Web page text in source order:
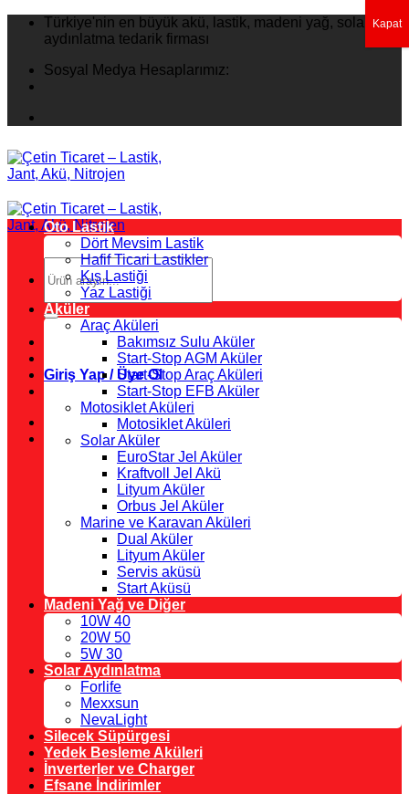
İçeriğeTürkiye'nin en büyük akü, lastik, madeni yağ, solar
aydınlatma tedarik firması
Sosyal Medya Hesaplarımız:
Ara:
Giriş Yap / Üye Ol
Oto Lastik
Dört Mevsim Lastik
Hafif Ticari Lastikler
Kış Lastiği
Yaz Lastiği
Aküler
Araç Aküleri
Bakımsız Sulu Aküler
Start-Stop AGM Aküler
Start-Stop Araç Aküleri
Start-Stop EFB Aküler
Motosiklet Aküleri
Motosiklet Aküleri
Solar Aküler
EuroStar Jel Aküler
Kraftvoll Jel Akü
Lityum Aküler
Orbus Jel Aküler
Marine ve Karavan Aküleri
Dual Aküler
Lityum Aküler
Servis aküsü
Start Aküsü
Madeni Yağ ve Diğer
10W 40
20W 50
5W 30
Solar Aydınlatma
Forlife
Mexxsun
NevaLight
Silecek Süpürgesi
Yedek Besleme Aküleri
İnverterler ve Charger
Efsane İndirimler
Kapat